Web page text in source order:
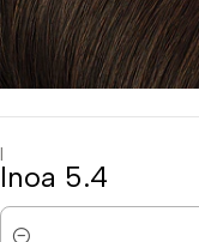
|
Inoa 5.4